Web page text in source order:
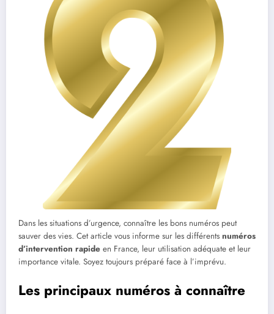
Dans les situations d’urgence, connaître les bons numéros peut
sauver des vies. Cet article vous informe sur les différents numéros
d’intervention rapide en France, leur utilisation adéquate et leur
importance vitale. Soyez toujours préparé face à l’imprévu.
Les principaux numéros à connaître